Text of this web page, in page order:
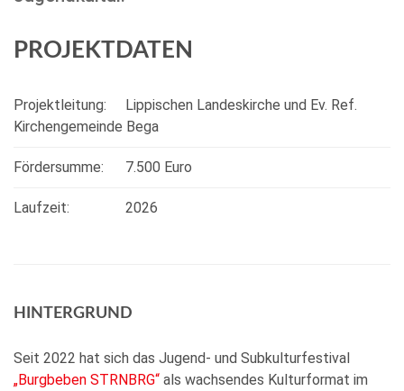
PROJEKTDATEN
Projektleitung:
Lippischen Landeskirche und Ev. Ref.
Kirchengemeinde Bega
Fördersumme: 7.500 Euro
Laufzeit: 2026
HINTERGRUND
Seit 2022 hat sich das Jugend- und Subkulturfestival
„Burgbeben STRNBRG“ als wachsendes Kulturformat im